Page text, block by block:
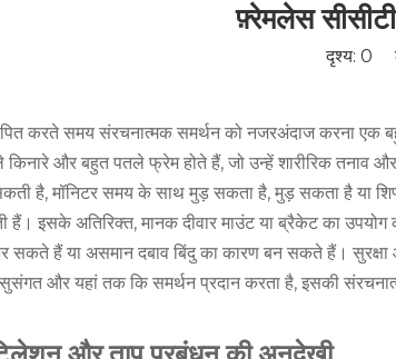
सीसीटीवी मॉनिटर
फ़्रेमलेस
दृश्य: 0
करते समय संरचनात्मक समर्थन को नजरअंदाज करना एक
किनारे और बहुत पतले फ्रेम होते हैं, जो उन्हें शारीरिक तनाव
है, मॉनिटर समय के साथ मुड़ सकता है, मुड़ सकता है या
हैं। इसके अतिरिक्त, मानक दीवार माउंट या ब्रैकेट का
सकते हैं या असमान दबाव बिंदु का कारण बन सकते हैं। सुरक्षा
और यहां तक ​​कि समर्थन प्रदान करता है, इसकी